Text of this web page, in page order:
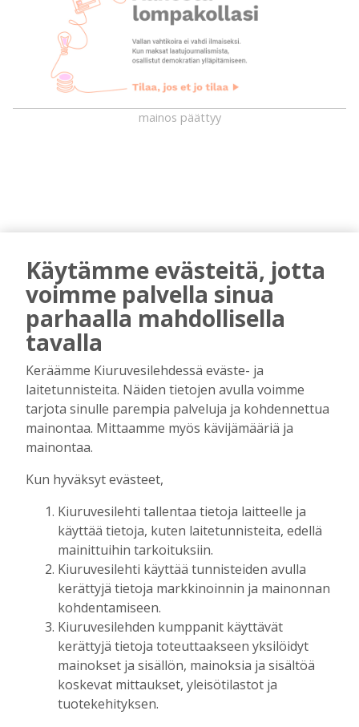
mainos päättyy
AIEMMIN AIHEESTA
Golftapahtuma tuotti jälleen komeasti
tukea Kiuruveden nuorille – palkittavat
julkaistaan loppuvuodesta
Tilaajille
Aku Laatikainen 7.8.2026 11:33
Kuorevirran urheilukentällä järjestetään
kaikille avoin kävelytapahtuma
Tilaajille
KiuPan 11-vuotiaille pojille kultaa Kuopio
Cupista ylivoimaisen esityksen jälkeen
Tilaajille
Aku Laatikainen 3.8.2026 10:55
Salla Tompuri juoksi tuplakultaan – Silja
Auvinen ja Enni Pennanen heittivät
keihään joukkuemestareiksi
Tilaajille
Aku Laatikainen 3.8.2026 09:19
Käytämme evästeitä, jotta
voimme palvella sinua
parhaalla mahdollisella
tavalla
Keräämme Kiuruvesilehdessä eväste- ja
laitetunnisteita. Näiden tietojen avulla voimme
tarjota sinulle parempia palveluja ja kohdennettua
mainontaa. Mittaamme myös kävijämääriä ja
mainontaa.
Kun hyväksyt evästeet,
Kiuruvesilehti tallentaa tietoja laitteelle ja
käyttää tietoja, kuten laitetunnisteita, edellä
mainittuihin tarkoituksiin.
Kiuruvesilehti käyttää tunnisteiden avulla
kerättyjä tietoja markkinoinnin ja mainonnan
kohdentamiseen.
Kiuruvesilehden kumppanit käyttävät
kerättyjä tietoja toteuttaakseen yksilöidyt
mainokset ja sisällön, mainoksia ja sisältöä
koskevat mittaukset, yleisötilastot ja
tuotekehityksen.